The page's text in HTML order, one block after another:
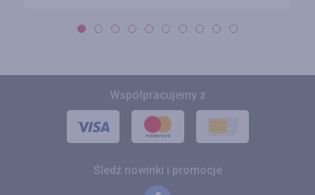
Współpracujemy z
Śledź nowinki i promocje